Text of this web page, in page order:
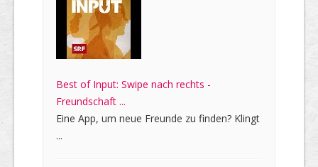
Best of Input: Swipe nach rechts -
Freundschaft ...
Eine App, um neue Freunde zu finden? Klingt
...